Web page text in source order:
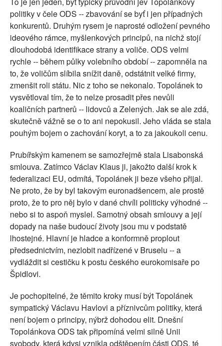
politiky v čele ODS -- zbavování se byť i jen případných
konkurentů. Druhým rysem je naprosté odložení pevného
ideového rámce, myšlenkových principů, na nichž stojí
dlouhodobá identifikace strany a voliče. ODS velmi
rychle -- během půlky volebního období -- zapomněla na
to, že voličům slíbila snížit daně, odstátnit velké firmy,
zmenšit roli státu. Nic z toho se nekonalo. Topolánek to
vysvětloval tím, že to nelze prosadit přes nevůli
koaličních partnerů -- lidovců a Zelených. Jak se ale zdá,
skutečně vážně se o to ani nepokusil. Jeho vláda se stala
pouhým bojem o zachování koryt, a to za jakoukoli cenu.
Prubířským kamenem se samozřejmě stala Lisabonská
smlouva. Zatímco Václav Klaus ji, jakožto další krok k
federalizaci EU, odmítá, Topolánek ji beze všeho přijal.
Ne proto, že by byl takovým euronadšencem, ale prostě
proto, že to pro něj bylo v dané chvíli politicky výhodné --
nebo si to aspoň myslel. Samotný obsah smlouvy a její
dopady na naše budoucí životy jsou mu v podstatě
lhostejné. Hlavní je hladce a konformně proplout
předsednictvím, nezlobit nadřízené v Bruselu -- a
vydláždit si cestičku k postu českého eurokomisaře po
Špidlovi.
Je pochopitelné, že těmito kroky musí být Topolánek
sympatický Václavu Havlovi a příznivcům politiky, která
není bojem o principy, nýbrž dohodou elit. Dnešní
Topolánkova ODS tak připomíná velmi silně Unii
svobody, která kdysi vznikla odštěpením části ODS, té